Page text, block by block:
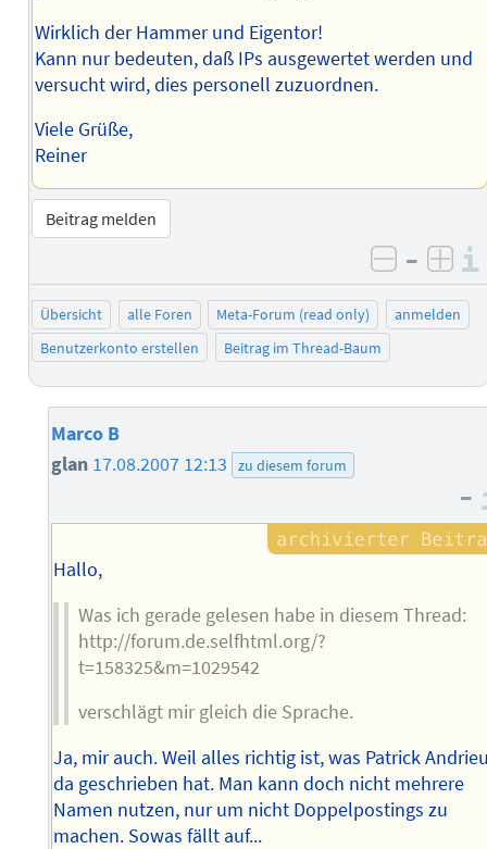
Wirklich der Hammer und Eigentor!
Kann nur bedeuten, daß IPs ausgewertet werden und
versucht wird, dies personell zuzuordnen.
Viele Grüße,
Reiner
Beitrag melden
negativ
–
Übersicht alle Foren Meta-Forum (read only)
anmelden
Benutzerkonto erstellen
Beitrag im Thread-Baum
Marco B
glan 17.08.2007 12:13 zu diesem forum
–
Hallo,
Was ich gerade gelesen habe in diesem Thread:
http://forum.de.selfhtml.org/?
t=158325&m=1029542
verschlägt mir gleich die Sprache.
Ja, mir auch. Weil alles richtig ist, was Patrick
da geschrieben hat. Man kann doch nicht mehrere
Namen nutzen, nur um nicht Doppelpostings zu
machen. Sowas fällt auf...